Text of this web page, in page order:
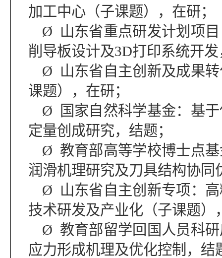
加工中心 （子课题）
，在研；
Ø 山东省重点研发计划项
削导板设计及3D打印系统开
Ø 山东省自主创新及成果
课题），在研；
Ø
国家自然科学基金：基
定量创成研究，结题；
Ø 教育部高等学校博士点
润滑机理研究及刀具结构协同
Ø 山东省自主创新专项：
技术研发及产业化（子课题）
Ø 教育部留学回国人员科
应力形成机理及优化控制，结